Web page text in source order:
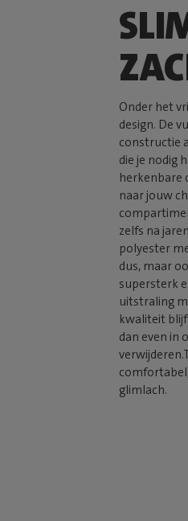
Onder het
design. De
constructie
die je nodig
herkenbare
naar jouw
zelfs na
polyester
dus, maar
supersterk
uitstraling
kwaliteit
dan even in
glimlach.